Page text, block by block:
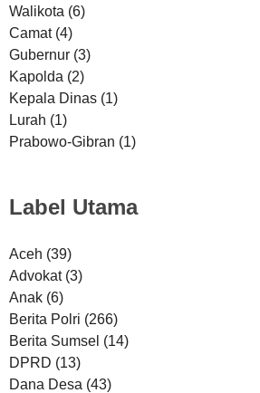
Walikota (6)
Camat (4)
Gubernur (3)
Kapolda (2)
Kepala Dinas (1)
Lurah (1)
Prabowo-Gibran (1)
Label Utama
Aceh (39)
Advokat (3)
Anak (6)
Berita Polri (266)
Berita Sumsel (14)
DPRD (13)
Dana Desa (43)